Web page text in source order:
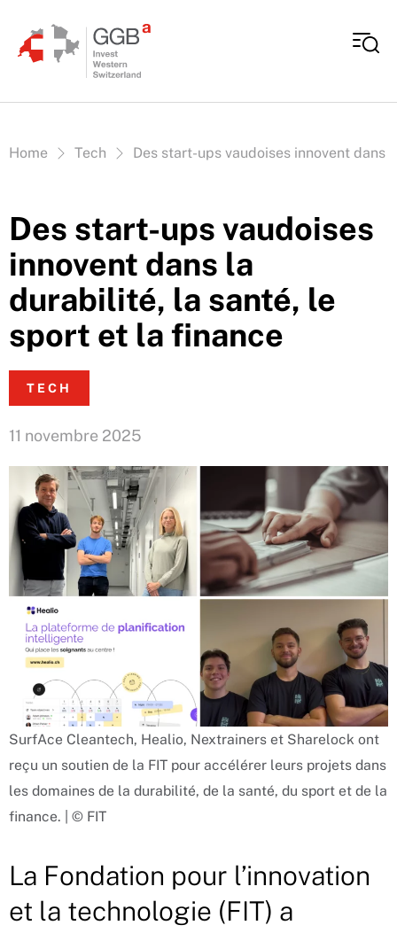
Vous êtes ici:
Home Tech Des start-ups vaudoises innovent
Des start-ups vaudoises
innovent dans la
durabilité, la santé, le
sport et la finance
TECH
11 novembre 2025
SurfAce Cleantech, Healio, Nextrainers et Sharelock ont
reçu un soutien de la FIT pour accélérer leurs projets dans
les domaines de la durabilité, de la santé, du sport et de la
finance. | © FIT
La Fondation pour l’innovation
et la technologie (FIT) a